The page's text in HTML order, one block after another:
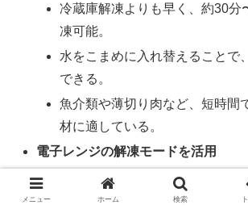
冷蔵庫解凍よりも早く、約30分
凍可能。
水をこまめに入れ替えることで
できる。
魚介類や薄切り肉など、短時間
材に適している。
電子レンジの解凍モードを活用
急ぎの場合は電子レンジの解凍
均一に温めるため、途中で食材
メニュー ホーム 検索